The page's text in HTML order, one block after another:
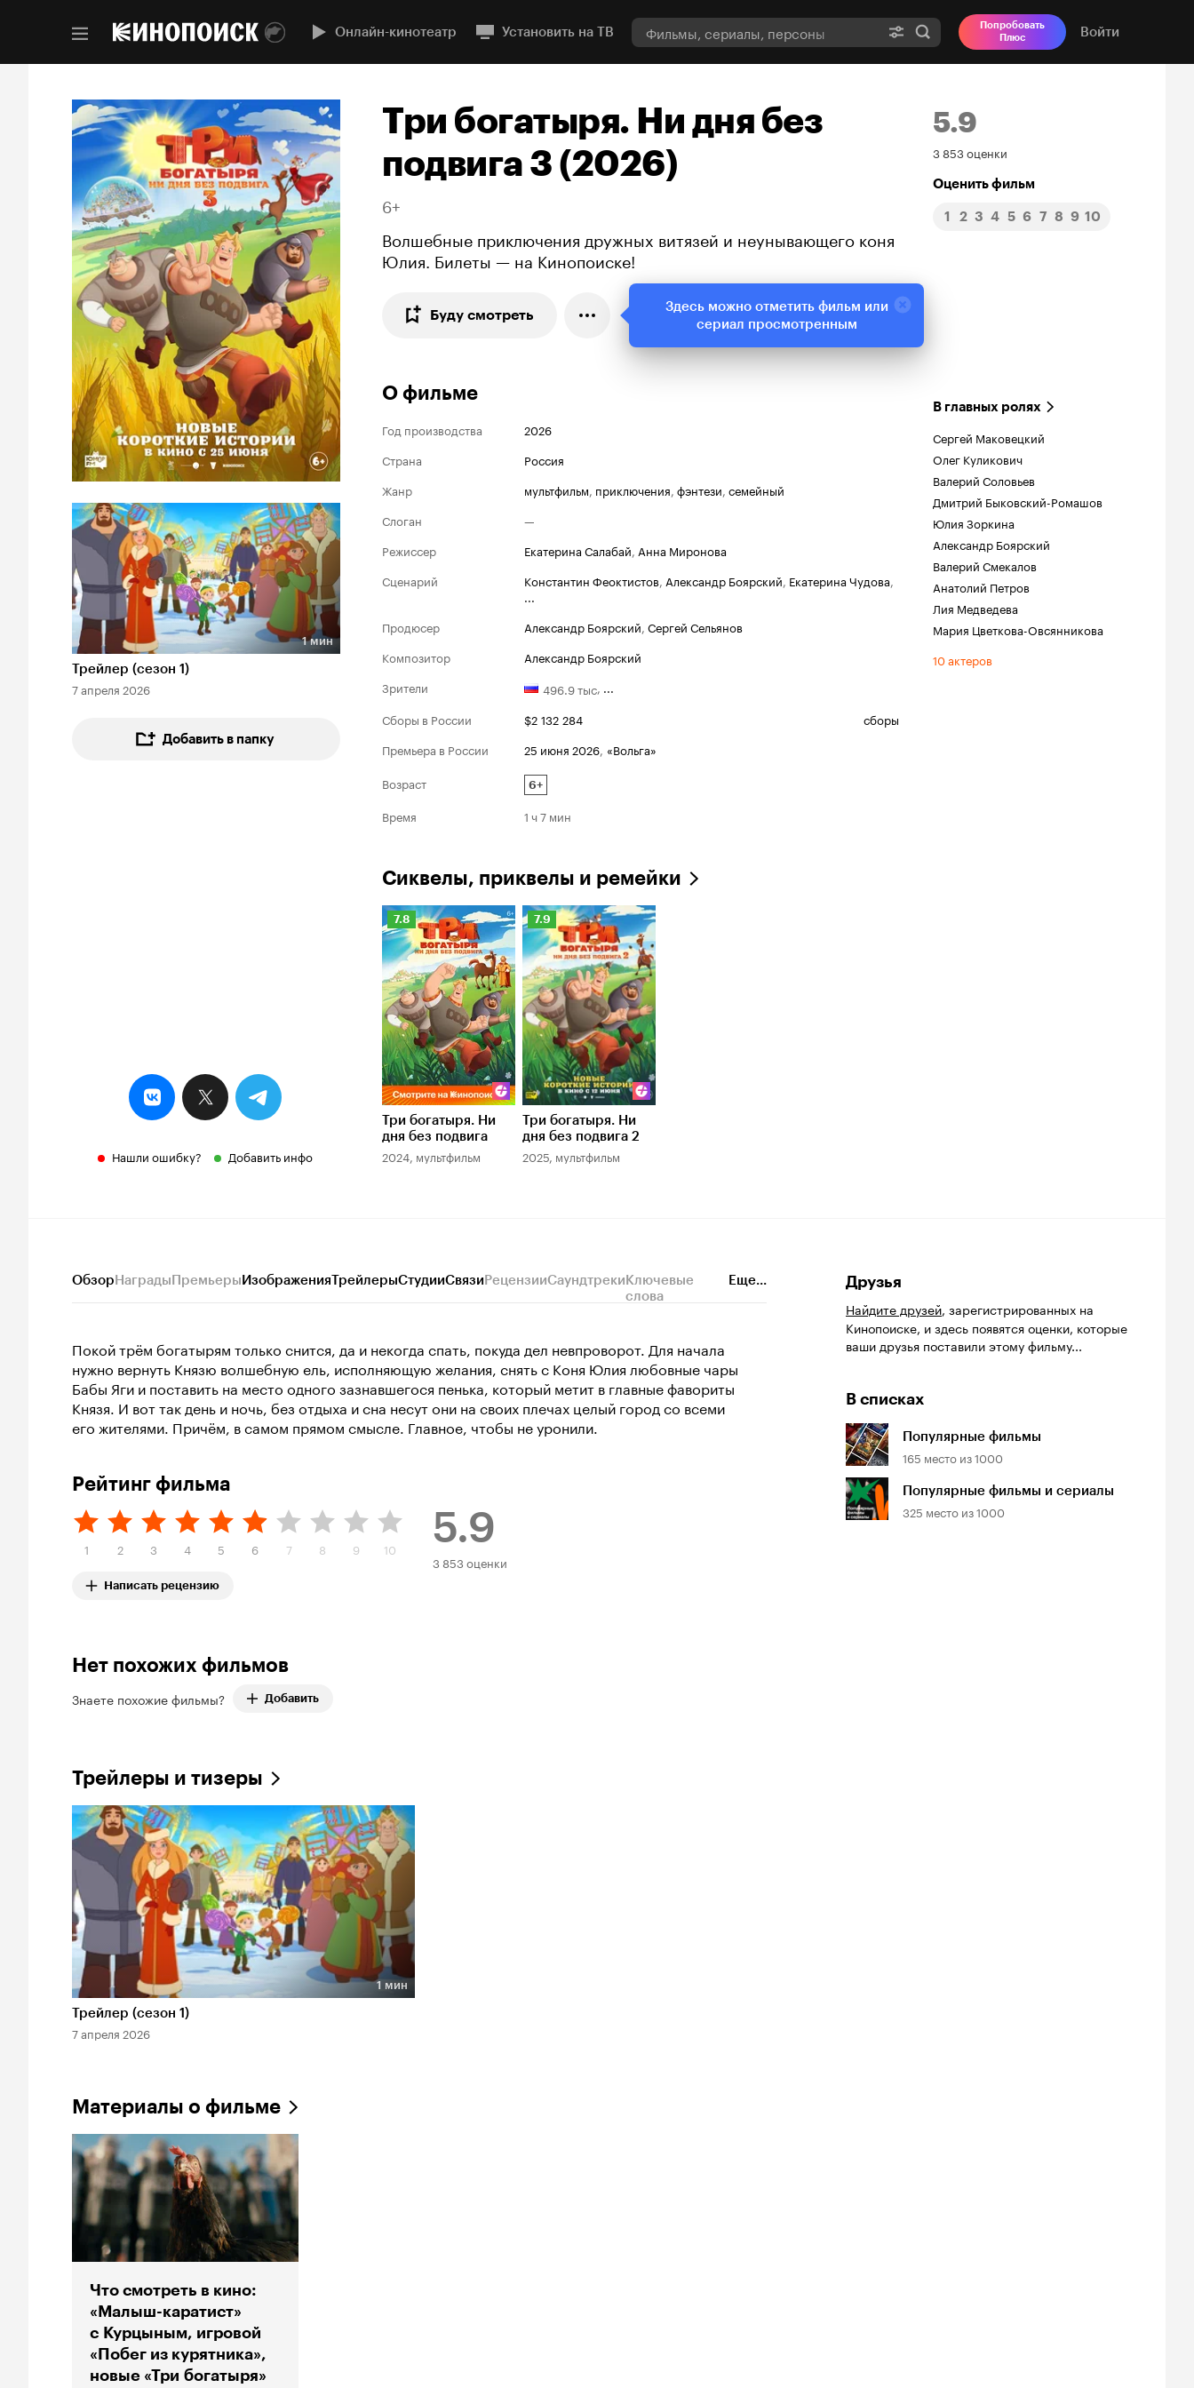
Онлайн-кинотеатр Установить на ТВ
Попробовать
Плюс
Войти
Длительность 1 мин
1 мин
Трейлер (сезон 1)
7 апреля 2026
Добавить в папку
Нашли ошибку? Добавить инфо
Три богатыря. Ни дня без
подвига 3 (2026)
6+
Волшебные приключения дружных витязей и неунывающего коня
Юлия. Билеты — на Кинопоиске!
Буду смотреть
5.9
Рейтинг
Кинопоиска
5.9
3 853 оценки
Оценить фильм
1 2 3 4 5 6 7 8 9 10
О фильме
Год производства
2026
Страна
Россия
Жанр
мультфильм, приключения, фэнтези, семейный
Слоган
—
Режиссер
Екатерина Салабай, Анна Миронова
Сценарий
Константин Феоктистов, Александр Боярский, Екатерина Чудова,
...
Продюсер
Александр Боярский, Сергей Сельянов
Композитор
Александр Боярский
Зрители
496.9 тыс, ...
Сборы в России
$2 132 284
сборы
Премьера в России
25 июня 2026 «Вольга»
Возраст
6+
Время 1 ч 7 мин
В главных ролях
Сергей Маковецкий
Олег Куликович
Валерий Соловьев
Дмитрий Быковский-Ромашов
Юлия Зоркина
Александр Боярский
Валерий Смекалов
Анатолий Петров
Лия Медведева
Мария Цветкова-Овсянникова
10 актеров
Сиквелы, приквелы и ремейки
Рейтинг
Кинопоиска
7.8
7.8
Три богатыря. Ни
дня без подвига
2024, мультфильм
Рейтинг
Кинопоиска
7.9
7.9
Три богатыря. Ни
дня без подвига 2
2025, мультфильм
ОбзорНаградыПремьерыИзображенияТрейлерыСтудииСвязиРецензииСаундтрекиКлючевые
слова
Еще...
Покой трём богатырям только снится, да и некогда спать, покуда дел невпроворот. Для начала
нужно вернуть Князю волшебную ель, исполняющую желания, снять с Коня Юлия любовные чары
Бабы Яги и поставить на место одного зазнавшегося пенька, который метит в главные фавориты
Князя. И вот так день и ночь, без отдыха и сна несут они на своих плечах целый город со всеми
его жителями. Причём, в самом прямом смысле. Главное, чтобы не уронили.
Рейтинг фильма
1 2 3 4 5 6 7 8 9 10
Написать рецензию
5.9
Рейтинг
3 853 оценки
Нет похожих фильмов
Знаете похожие фильмы? Добавить
Трейлеры и тизеры
Длительность 1 мин
1 мин
Трейлер (сезон 1)
7 апреля 2026
Материалы о фильме
Что смотреть в кино:
«Малыш-каратист»
с Курцыным, игровой
«Побег из курятника»,
новые «Три богатыря»
Друзья
Найдите друзей, зарегистрированных на
Кинопоиске, и здесь появятся оценки, которые
ваши друзья поставили этому фильму...
В списках
Популярные фильмы
165 место из1000
Популярные фильмы и сериалы
325 место из1000
Здесь можно отметить фильм или
сериал просмотренным